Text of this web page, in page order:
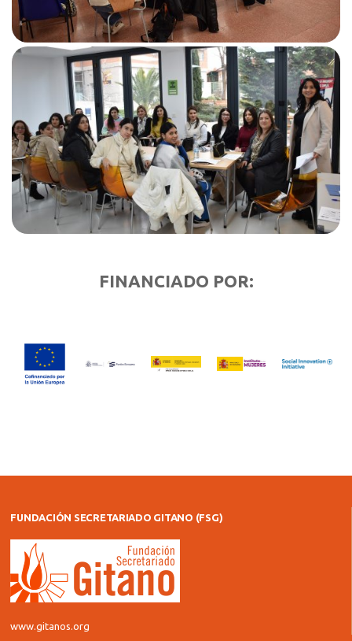
FINANCIADO POR:
FUNDACIÓN SECRETARIADO GITANO (FSG)
www.gitanos.org